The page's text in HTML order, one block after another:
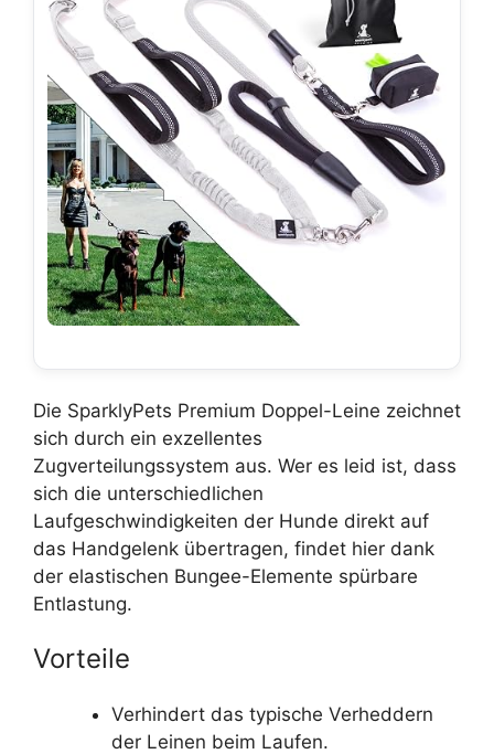
Die SparklyPets Premium Doppel-Leine zeichnet
sich durch ein exzellentes
Zugverteilungssystem aus. Wer es leid ist, dass
sich die unterschiedlichen
Laufgeschwindigkeiten der Hunde direkt auf
das Handgelenk übertragen, findet hier dank
der elastischen Bungee-Elemente spürbare
Entlastung.
Vorteile
Verhindert das typische Verheddern
der Leinen beim Laufen.